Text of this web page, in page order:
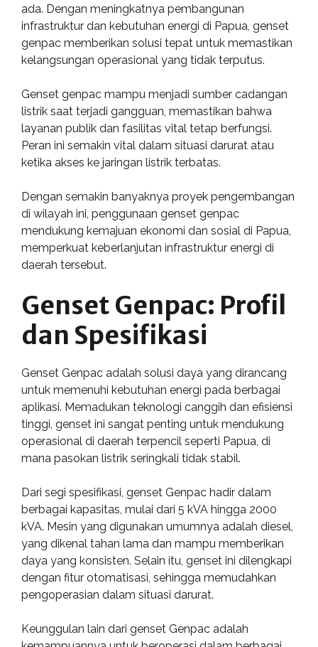
ada. Dengan meningkatnya pembangunan
infrastruktur dan kebutuhan energi di Papua, genset
genpac memberikan solusi tepat untuk memastikan
kelangsungan operasional yang tidak terputus.
Genset genpac mampu menjadi sumber cadangan
listrik saat terjadi gangguan, memastikan bahwa
layanan publik dan fasilitas vital tetap berfungsi.
Peran ini semakin vital dalam situasi darurat atau
ketika akses ke jaringan listrik terbatas.
Dengan semakin banyaknya proyek pengembangan
di wilayah ini, penggunaan genset genpac
mendukung kemajuan ekonomi dan sosial di Papua,
memperkuat keberlanjutan infrastruktur energi di
daerah tersebut.
Genset Genpac: Profil
dan Spesifikasi
Genset Genpac adalah solusi daya yang dirancang
untuk memenuhi kebutuhan energi pada berbagai
aplikasi. Memadukan teknologi canggih dan efisiensi
tinggi, genset ini sangat penting untuk mendukung
operasional di daerah terpencil seperti Papua, di
mana pasokan listrik seringkali tidak stabil.
Dari segi spesifikasi, genset Genpac hadir dalam
berbagai kapasitas, mulai dari 5 kVA hingga 2000
kVA. Mesin yang digunakan umumnya adalah diesel,
yang dikenal tahan lama dan mampu memberikan
daya yang konsisten. Selain itu, genset ini dilengkapi
dengan fitur otomatisasi, sehingga memudahkan
pengoperasian dalam situasi darurat.
Keunggulan lain dari genset Genpac adalah